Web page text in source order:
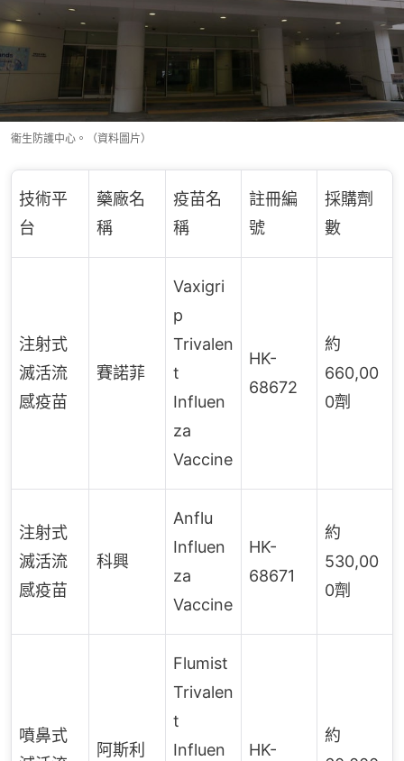
衞生防護中心。（資料圖片）
技術平
台
藥廠名
稱
疫苗名
稱
註冊編
號
採購劑
數
注射式
滅活流
感疫苗
賽諾菲
Vaxigri
p
Trivalen
t
Influen
za
Vaccine
HK-
68672
約
660,00
0劑
注射式
滅活流
感疫苗
科興
Anflu
Influen
za
Vaccine
HK-
68671
約
530,00
0劑
噴鼻式
阿斯利
Flumist
Trivalen
t
Influen
HK-
約